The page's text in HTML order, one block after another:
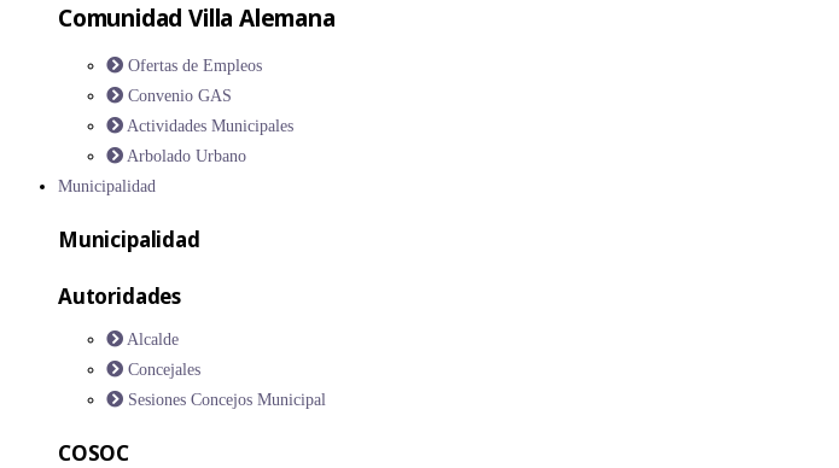
Comunidad Villa Alemana
Ofertas de Empleos
Convenio GAS
Actividades Municipales
Arbolado Urbano
Municipalidad
Municipalidad
Autoridades
Alcalde
Concejales
Sesiones Concejos Municipal
COSOC